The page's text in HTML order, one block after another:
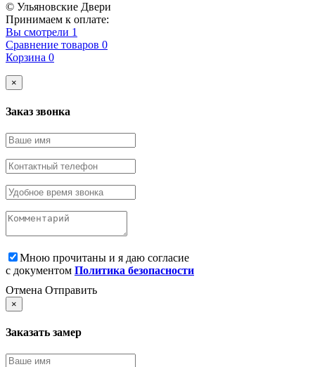
© Ульяновские Двери
Принимаем к оплате:
Вы смотрели 1
Сравнение товаров 0
Корзина 0
×
Заказ звонка
Мною прочитаны и я даю согласие
с документом Политика безопасности
Отмена Отправить
×
Заказать замер